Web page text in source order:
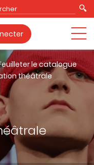
le catalogue
théâtrale